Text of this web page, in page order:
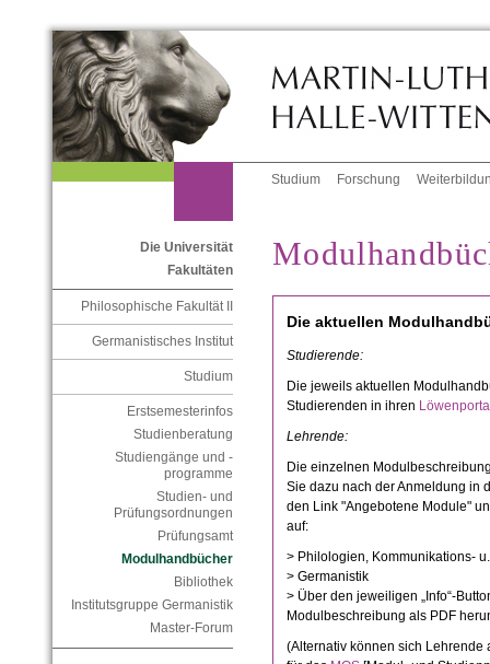
Studium Forschung
Die Universität
Fakultäten
Philosophische Fakultät II
Germanistisches Institut
Studium
Erstsemesterinfos
Studienberatung
Studiengänge und -
programme
Studien- und
Prüfungsordnungen
Prüfungsamt
Modulhandbücher
Bibliothek
Institutsgruppe Germanistik
Master-Forum
Die aktuellen
Studierende:
Die jeweils aktuellen
Studierenden in ihren
Lehrende:
Die einzelnen
Sie dazu nach der Anmeldung in
den Link "Angebotene Module"
auf:
> Philologien, Kommunikations-
> Germanistik
> Über den jeweiligen „Info“-
Modulbeschreibung als PDF
(Alternativ können sich Lehrende